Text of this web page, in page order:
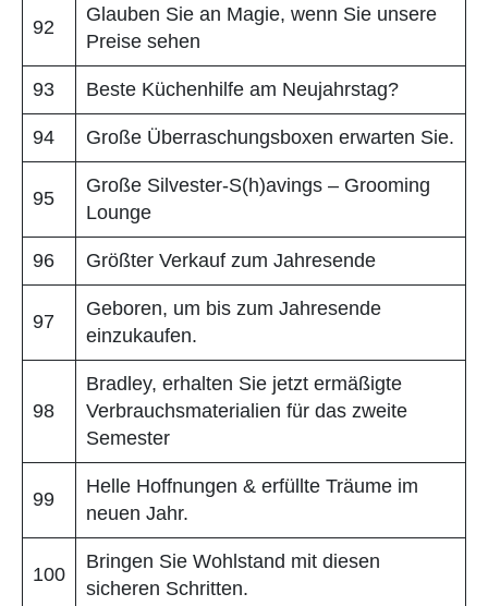
92
Glauben Sie an Magie, wenn Sie unsere
Preise sehen
93 Beste Küchenhilfe am Neujahrstag?
94 Große Überraschungsboxen erwarten Sie.
95
Große Silvester-S(h)avings – Grooming
Lounge
96 Größter Verkauf zum Jahresende
97
Geboren, um bis zum Jahresende
einzukaufen.
98
Bradley, erhalten Sie jetzt ermäßigte
Verbrauchsmaterialien für das zweite
Semester
99
Helle Hoffnungen & erfüllte Träume im
neuen Jahr.
100
Bringen Sie Wohlstand mit diesen
sicheren Schritten.